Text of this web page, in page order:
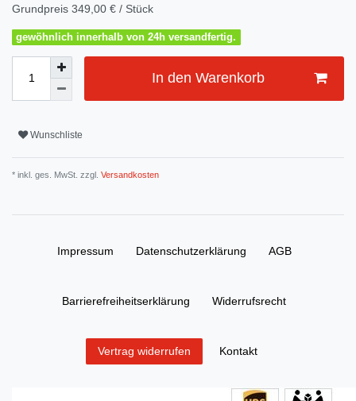
Grundpreis 349,00 € / Stück
gewöhnlich innerhalb von 24h versandfertig.
In den Warenkorb
Wunschliste
* inkl. ges. MwSt. zzgl. Versandkosten
Impressum Daten­schutz­erklärung AGB
Barrierefreiheitserklärung Widerrufs­recht
Vertrag widerrufen Kontakt